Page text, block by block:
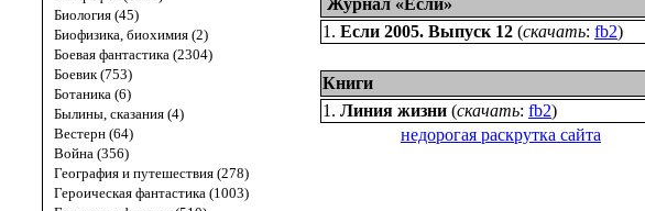
Биология (45)
Биофизика, биохимия (2)
Боевая фантастика (2304)
Боевик (753)
Ботаника (6)
Былины, сказания (4)
Вестерн (64)
Война (356)
География и путешествия (278)
Героическая фантастика (1003)
Журнал «Если»
1. Если 2005. Выпуск 12 (скачать: fb2)
Книги
1. Линия жизни (скачать: fb2)
недорогая раскрутка сайта